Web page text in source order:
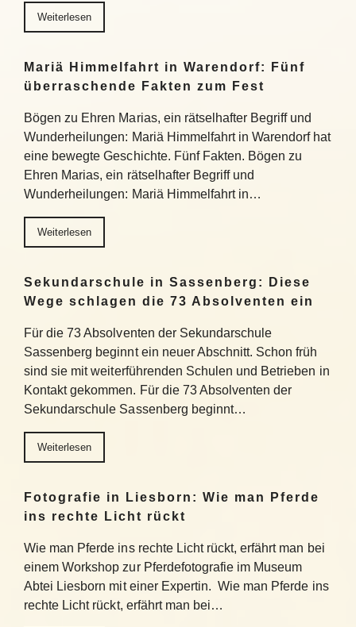
Weiterlesen
Mariä Himmelfahrt in Warendorf: Fünf
überraschende Fakten zum Fest
Bögen zu Ehren Marias, ein rätselhafter Begriff und
Wunderheilungen: Mariä Himmelfahrt in Warendorf hat
eine bewegte Geschichte. Fünf Fakten. Bögen zu
Ehren Marias, ein rätselhafter Begriff und
Wunderheilungen: Mariä Himmelfahrt in…
Weiterlesen
Sekundarschule in Sassenberg: Diese
Wege schlagen die 73 Absolventen ein
Für die 73 Absolventen der Sekundarschule
Sassenberg beginnt ein neuer Abschnitt. Schon früh
sind sie mit weiterführenden Schulen und Betrieben in
Kontakt gekommen. Für die 73 Absolventen der
Sekundarschule Sassenberg beginnt…
Weiterlesen
Fotografie in Liesborn: Wie man Pferde
ins rechte Licht rückt
Wie man Pferde ins rechte Licht rückt, erfährt man bei
einem Workshop zur Pferdefotografie im Museum
Abtei Liesborn mit einer Expertin. Wie man Pferde ins
rechte Licht rückt, erfährt man bei…